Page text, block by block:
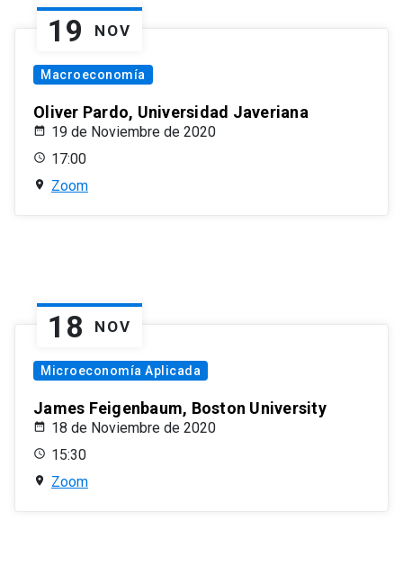
19 NOV
Macroeconomía
Oliver Pardo, Universidad Javeriana
19 de Noviembre de 2020
17:00
Zoom
18 NOV
Microeconomía Aplicada
James Feigenbaum, Boston University
18 de Noviembre de 2020
15:30
Zoom